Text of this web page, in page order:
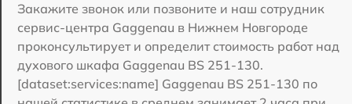
Закажите звонок или позвоните и наш сотрудник
сервис-центра Gaggenau в Нижнем Новгороде
проконсультирует и определит стоимость работ над
духового шкафа Gaggenau BS 251-130.
[dataset:services:name] Gaggenau BS 251-130 по